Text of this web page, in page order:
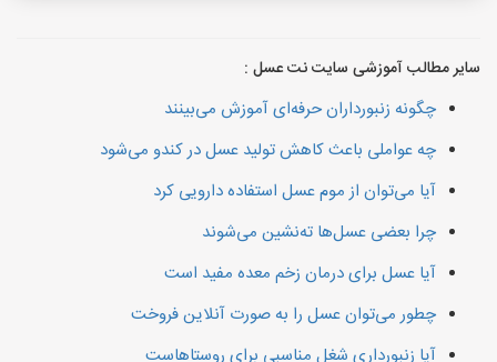
سایر مطالب آموزشی سایت نت عسل :
چگونه زنبورداران حرفه‌ای آموزش می‌بینند
چه عواملی باعث کاهش تولید عسل در کندو می‌شود
آیا می‌توان از موم عسل استفاده دارویی کرد
چرا بعضی عسل‌ها ته‌نشین می‌شوند
آیا عسل برای درمان زخم معده مفید است
چطور می‌توان عسل را به صورت آنلاین فروخت
آیا زنبورداری شغل مناسبی برای روستاهاست